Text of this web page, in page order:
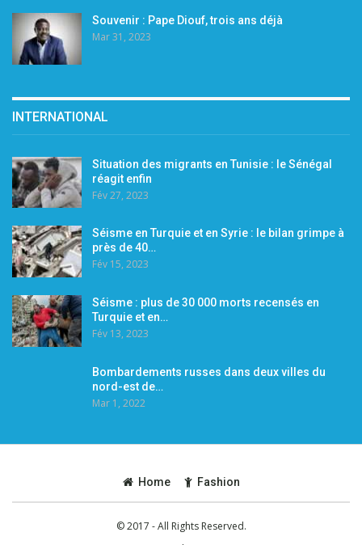
Souvenir : Pape Diouf, trois ans déjà
Mar 31, 2023
INTERNATIONAL
Situation des migrants en Tunisie : le Sénégal
réagit enfin
Fév 27, 2023
Séisme en Turquie et en Syrie : le bilan grimpe à
près de 40…
Fév 15, 2023
Séisme : plus de 30 000 morts recensés en
Turquie et en…
Fév 13, 2023
Bombardements russes dans deux villes du
nord-est de…
Mar 1, 2022
Home Fashion
© 2017 - All Rights Reserved.